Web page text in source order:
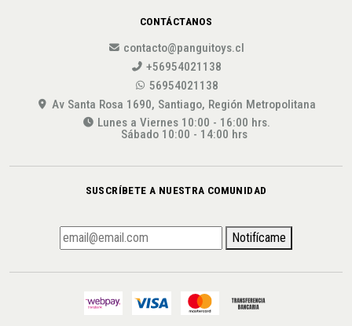
CONTÁCTANOS
contacto@panguitoys.cl
+56954021138
56954021138
Av Santa Rosa 1690, Santiago, Región Metropolitana
Lunes a Viernes 10:00 - 16:00 hrs.
Sábado 10:00 - 14:00 hrs
SUSCRÍBETE A NUESTRA COMUNIDAD
Notifícame